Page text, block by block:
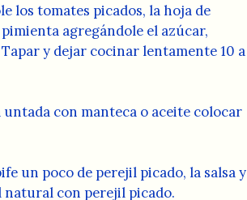
los tomates picados, la hoja de
agregándole el azúcar,
y dejar cocinar lentamente 10 a
con manteca o aceite colocar
un poco de perejil picado, la salsa y
natural con perejil picado.